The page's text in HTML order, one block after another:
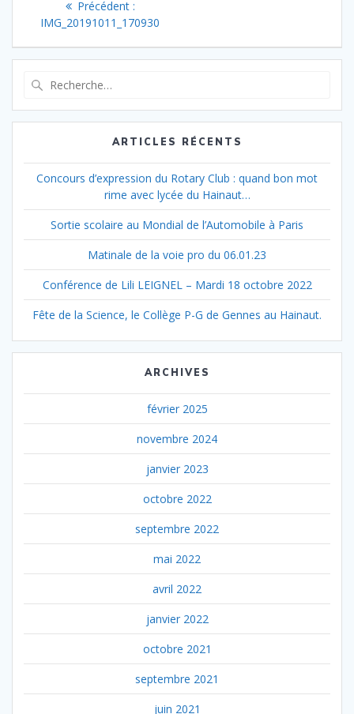
l’article
Précédent :Article
précédent
IMG_20191011_170930
:
ARTICLES RÉCENTS
Concours d’expression du Rotary Club : quand bon mot
rime avec lycée du Hainaut…
Sortie scolaire au Mondial de l’Automobile à Paris
Matinale de la voie pro du 06.01.23
Conférence de Lili LEIGNEL – Mardi 18 octobre 2022
Fête de la Science, le Collège P-G de Gennes au Hainaut.
ARCHIVES
février 2025
novembre 2024
janvier 2023
octobre 2022
septembre 2022
mai 2022
avril 2022
janvier 2022
octobre 2021
septembre 2021
juin 2021